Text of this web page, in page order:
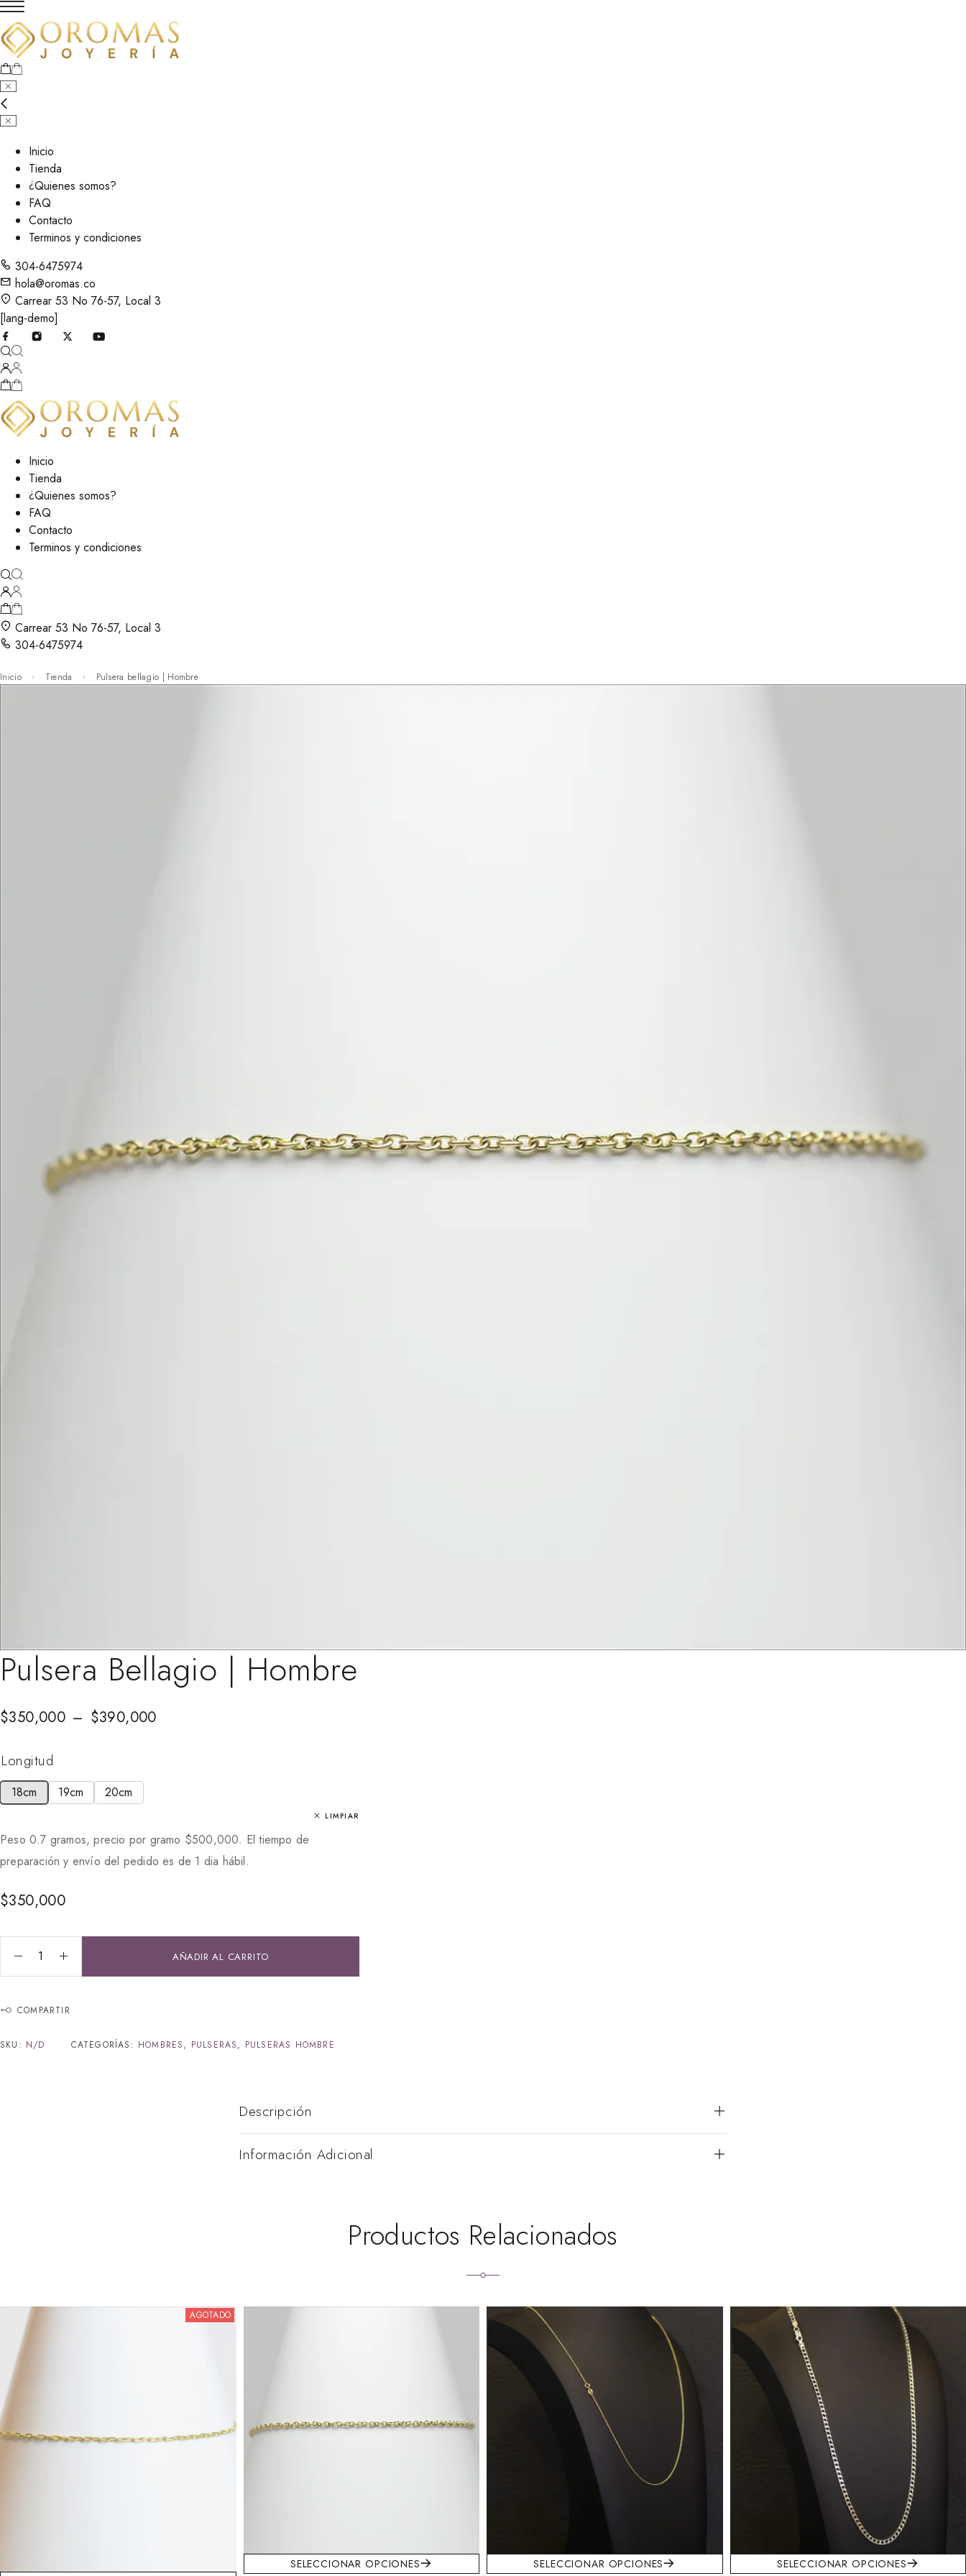
Inicio
Tienda
¿Quienes somos?
FAQ
Contacto
Terminos y condiciones
304-6475974
hola@oromas.co
Carrear 53 No 76-57, Local 3
[lang-demo]
Inicio
Tienda
¿Quienes somos?
FAQ
Contacto
Terminos y condiciones
Carrear 53 No 76-57, Local 3
304-6475974
Inicio Tienda Pulsera bellagio | Hombre
Pulsera Bellagio | Hombre
$350,000 – $390,000
Longitud
18cm 19cm 20cm
LIMPIAR
Peso 0.7 gramos, precio por gramo $500,000. El tiempo de
preparación y envío del pedido es de 1 dia hábil.
$350,000
AÑADIR AL CARRITO
COMPARTIR
SKU: N/D CATEGORÍAS: HOMBRES, PULSERAS, PULSERAS HOMBRE
Descripción
Información Adicional
Productos Relacionados
AGOTADO
SELECCIONAR OPCIONES SELECCIONAR OPCIONES SELECCIONAR OPCIONES